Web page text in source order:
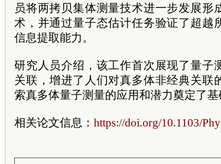
员将两拷贝集体测量技术进一步发展形
术，并通过量子态估计任务验证了超越
信息提取能力。
研究人员介绍，该工作首次展现了量子
关联，增进了人们对真多体非经典关联
索真多体量子测量的应用和潜力奠定了
相关论文信息： https://doi.org/10.1103/